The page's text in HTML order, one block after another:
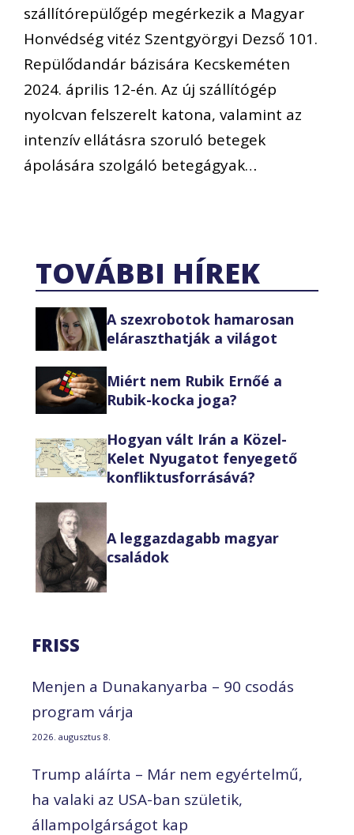
szállítórepülőgép megérkezik a Magyar
Honvédség vitéz Szentgyörgyi Dezső 101.
Repülődandár bázisára Kecskeméten
2024. április 12-én. Az új szállítógép
nyolcvan felszerelt katona, valamint az
intenzív ellátásra szoruló betegek
ápolására szolgáló betegágyak…
TOVÁBBI HÍREK
A szexrobotok hamarosan
eláraszthatják a világot
Miért nem Rubik Ernőé a
Rubik-kocka joga?
Hogyan vált Irán a Közel-
Kelet Nyugatot fenyegető
konfliktusforrásává?
A leggazdagabb magyar
családok
FRISS
Menjen a Dunakanyarba – 90 csodás
program várja
2026. augusztus 8.
Trump aláírta – Már nem egyértelmű,
ha valaki az USA-ban születik,
állampolgárságot kap